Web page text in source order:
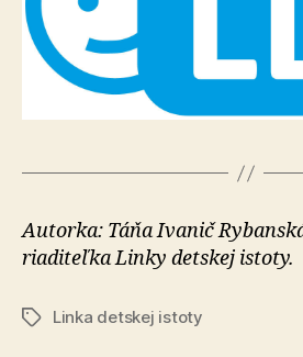
Autorka: Táňa Ivanič
riaditeľka Linky detskej istoty.
ZnačkyLinka detskej istoty